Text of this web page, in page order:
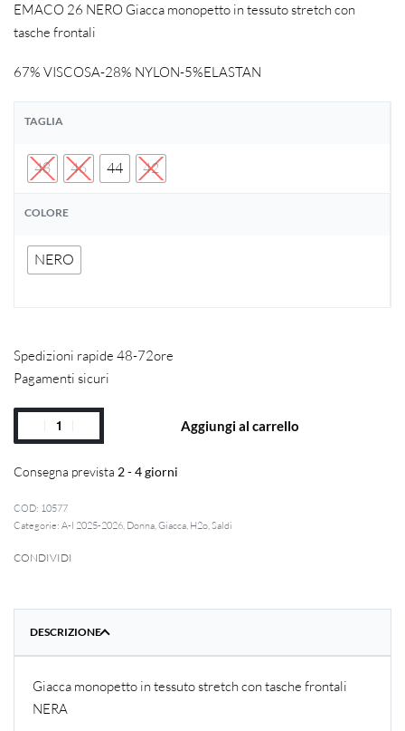
EMACO 26 NERO Giacca monopetto in tessuto stretch con
tasche frontali
67% VISCOSA-28% NYLON-5%ELASTAN
TAGLIA
48 46 44 42
COLORE
NERO
Spedizioni rapide 48-72ore
Pagamenti sicuri
Aggiungi al carrello
Consegna prevista 2 - 4 giorni
10577
Categorie: A-I 2025-2026 Donna Giacca H2o Saldi
CONDIVIDI
DESCRIZIONE
Giacca monopetto in tessuto stretch con tasche frontali
NERA